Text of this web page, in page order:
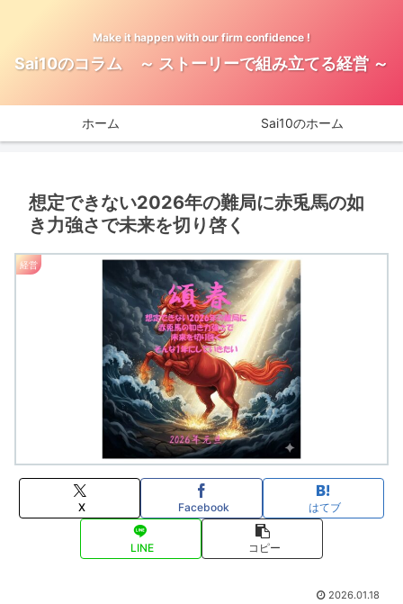
Make it happen with our firm confidence !
Sai10のコラム ～ ストーリーで組み立てる経営 ～
ホーム Sai10のホーム
想定できない2026年の難局に赤兎馬の如
き力強さで未来を切り啓く
経営
X Facebook はてブ
LINE コピー
2026.01.18